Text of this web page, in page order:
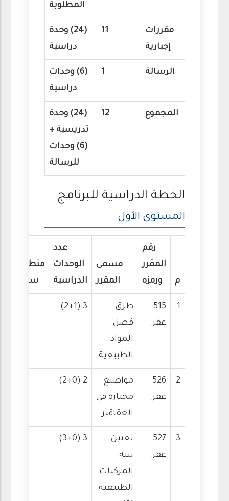
المطلوبة
مقررات
إجبارية
11
(24) وحدة
دراسية
الرسالة 1
(6) وحدات
دراسية
المجموع 12
(24) وحدة
تدريسية +
(6) وحدات
للرسالة
الخطة الدراسية للبرنامج
المستوى الأول
م
رقم
المقرر
ورمزه
مسمى
المقرر
عدد
الوحدات
الدراسية
متطلب
سابق
1
515
عقر
طرق
فصل
المواد
الطبيعية
3 (2+1)
2
526
عقر
مواضيع
مختارة في
العقاقير
2 (2+0)
3
527
عقر
تعيين
بنية
المركبات
الطبيعية
3 (3+0)